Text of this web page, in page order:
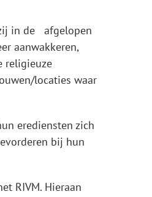
in de afgelopen
aanwakkeren,
religieuze
locaties waar
erediensten zich
bij hun
RIVM. Hieraan